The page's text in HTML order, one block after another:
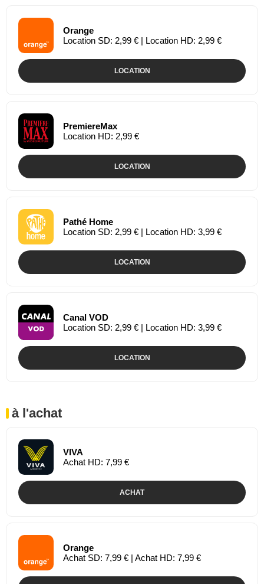
Orange
Location SD: 2,99 € | Location HD: 2,99 €
LOCATION
PremiereMax
Location HD: 2,99 €
LOCATION
Pathé Home
Location SD: 2,99 € | Location HD: 3,99 €
LOCATION
Canal VOD
Location SD: 2,99 € | Location HD: 3,99 €
LOCATION
à l'achat
VIVA
Achat HD: 7,99 €
ACHAT
Orange
Achat SD: 7,99 € | Achat HD: 7,99 €